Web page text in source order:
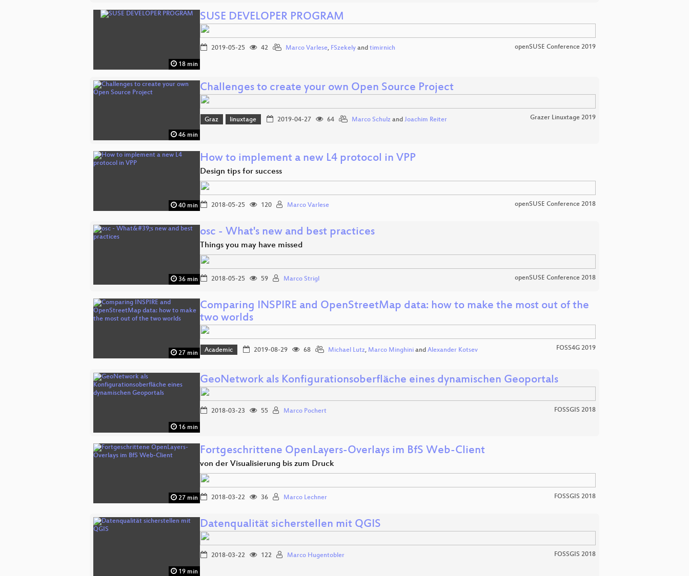
18 min
SUSE DEVELOPER PROGRAM
2019-05-25 42 Marco Varlese, FSzekely and timirnich openSUSE Conference 2019
46 min
Challenges to create your own Open Source Project
Graz linuxtage 2019-04-27 64 Marco Schulzand Joachim Reiter Grazer Linuxtage 2019
40 min
How to implement a new L4 protocol in VPP
Design tips for success
2018-05-25 120 Marco Varlese openSUSE Conference 2018
36 min
osc - What's new and best practices
Things you may have missed
2018-05-25 59 Marco Strigl openSUSE Conference 2018
27 min
Comparing INSPIRE and OpenStreetMap data: how to make the most out of the
two worlds
Academic 2019-08-29 68 Michael Lutz, Marco Minghiniand Alexander Kotsev FOSS4G 2019
16 min
GeoNetwork als Konfigurationsoberfläche eines dynamischen Geoportals
2018-03-23 55 Marco Pochert FOSSGIS 2018
27 min
Fortgeschrittene OpenLayers-Overlays im BfS Web-Client
von der Visualisierung bis zum Druck
2018-03-22 36 Marco Lechner FOSSGIS 2018
19 min
Datenqualität sicherstellen mit QGIS
2018-03-22 122 Marco Hugentobler FOSSGIS 2018